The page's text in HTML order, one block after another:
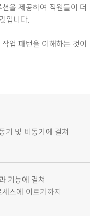
을 제공하여 직원들이 더
입니다.
업 패턴을 이해하는 것이
기 및 비동기에 걸쳐
기능에 걸쳐
스에 이르기까지